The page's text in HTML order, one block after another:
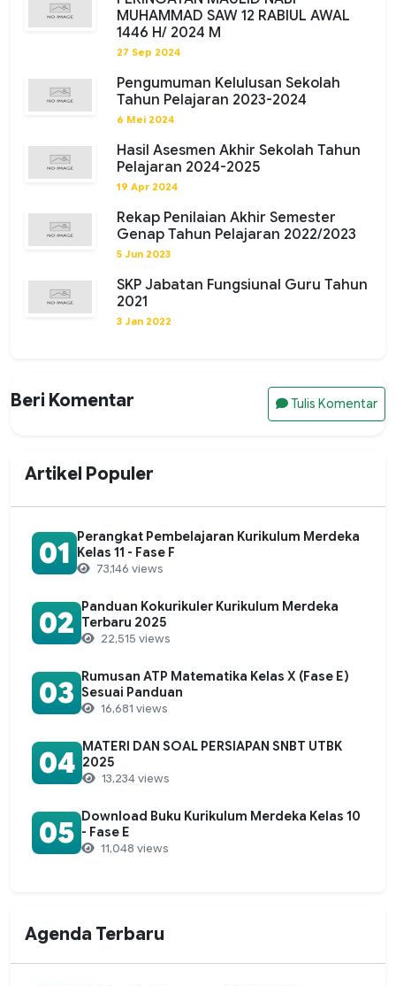
MUHAMMAD SAW 12 RABIUL AWAL
1446 H/ 2024 M
27 Sep 2024
Pengumuman Kelulusan Sekolah
Tahun Pelajaran 2023-2024
6 Mei 2024
Hasil Asesmen Akhir Sekolah Tahun
Pelajaran 2024-2025
19 Apr 2024
Rekap Penilaian Akhir Semester
Genap Tahun Pelajaran 2022/2023
5 Jun 2023
SKP Jabatan Fungsiunal Guru Tahun
2021
3 Jan 2022
Beri Komentar Tulis Komentar
Artikel Populer
01 Perangkat Pembelajaran Kurikulum Merdeka
Kelas 11 - Fase F
73,146 views
02 Panduan Kokurikuler Kurikulum Merdeka
Terbaru 2025
22,515 views
03 Rumusan ATP Matematika Kelas X (Fase E)
Sesuai Panduan
16,681 views
04 MATERI DAN SOAL PERSIAPAN SNBT UTBK
2025
13,234 views
05 Download Buku Kurikulum Merdeka Kelas 10
- Fase E
11,048 views
Agenda Terbaru